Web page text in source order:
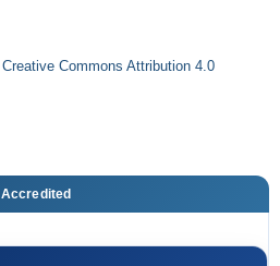
Creative Commons Attribution 4.0
Accredited